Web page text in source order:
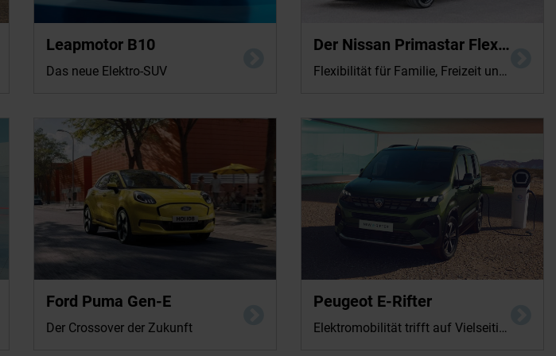
Energieverbrauch in kWh/100km: 19,8 kWh
(kombiniert); CO2-Emission in g/km: 0 (kombiniert);
Leapmotor B10
Das neue Elektro-SUV
Der Nissan Primastar FlexVan
Flexibilität für Familie, Freizeit und Business
Energieverbrauch in kWh/100km: 13,1 kWh
(kombiniert); CO2-Emission in g/km: 0 (kombiniert);
Ford Puma Gen-E
Der Crossover der Zukunft
Energieverbrauch in kWh/100km: 19,1 kWh
(kombiniert); CO2-Emission in g/km: 0 (kombiniert);
Peugeot E-Rifter
Elektromobilität trifft auf Vielseitigkeit